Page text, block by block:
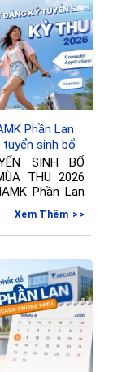
Phần Lan
sinh bổ
International
Công nghệ
SINH BỔ
THU 2026
Phần Lan
Xem Thêm